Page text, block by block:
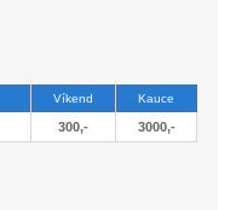
Víkend Kauce
300,- 3000,-